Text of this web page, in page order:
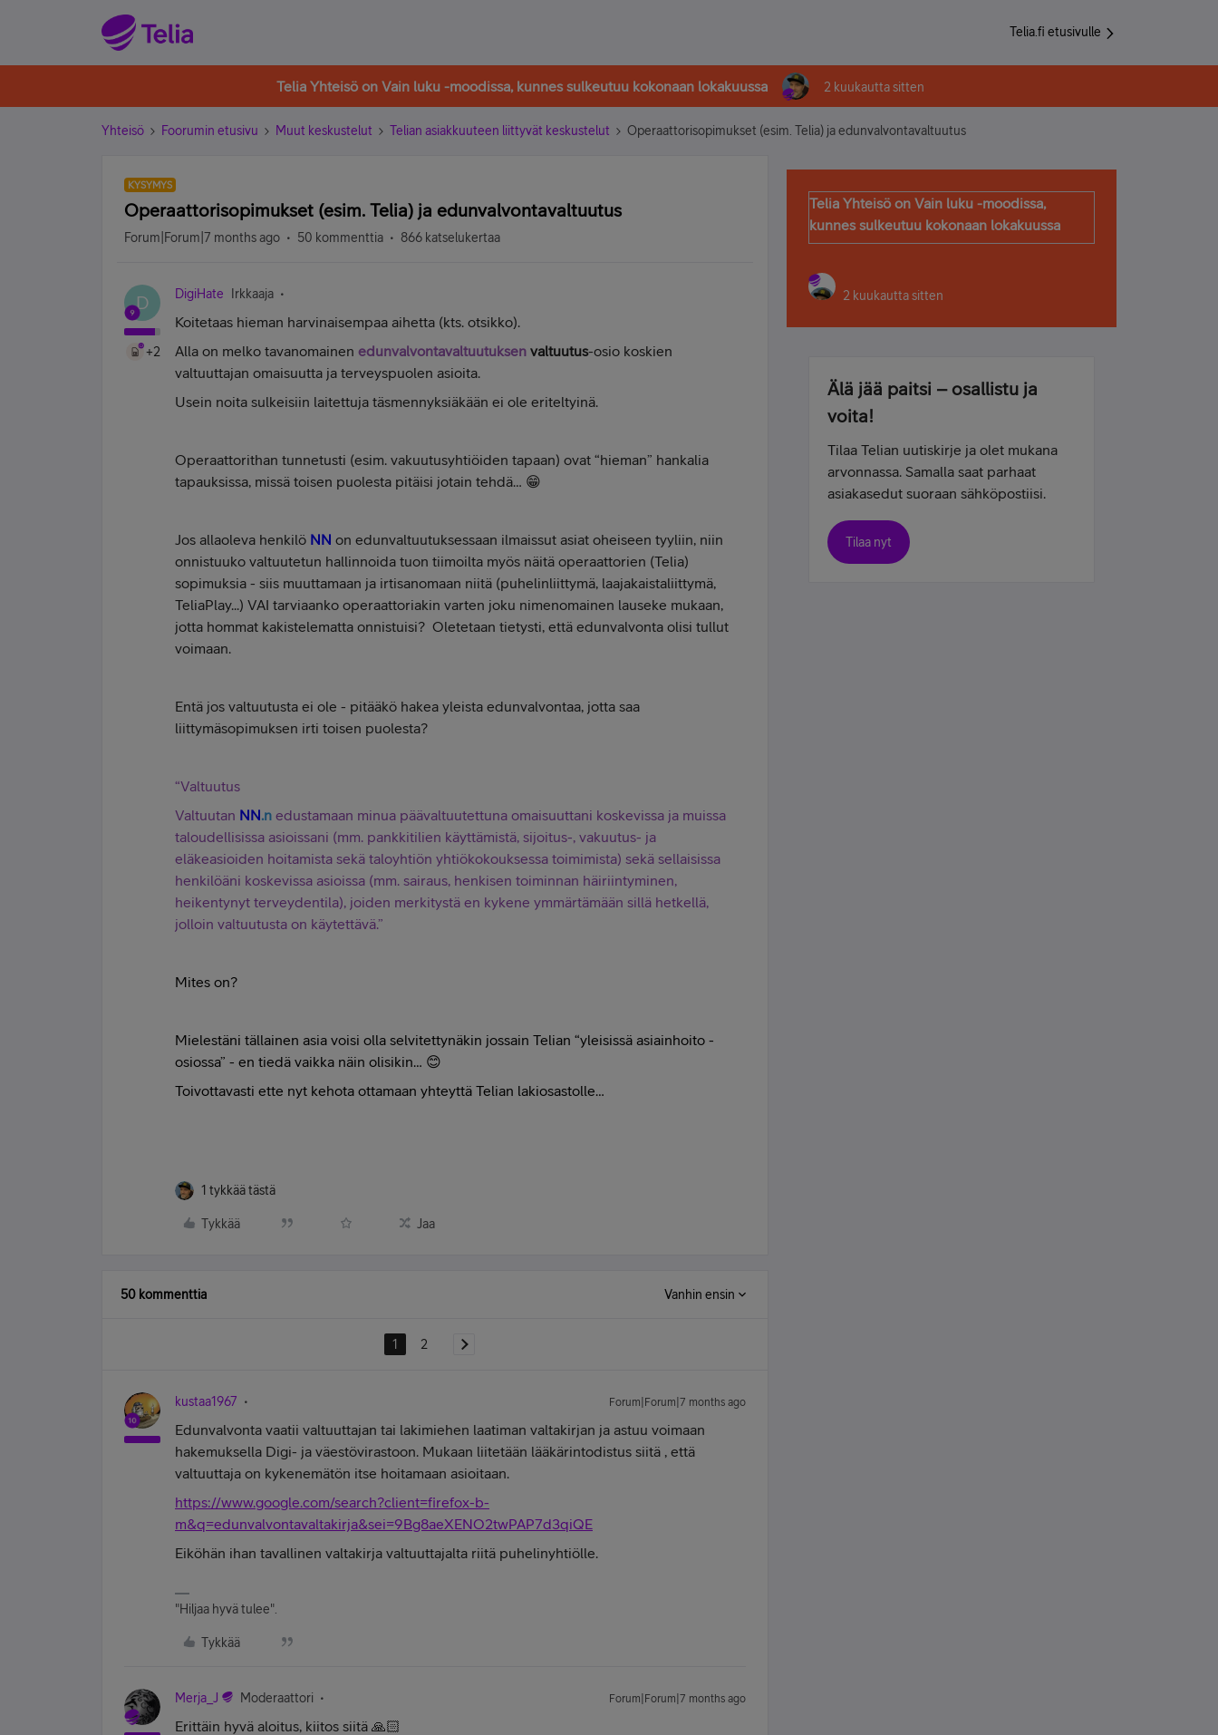
Telia.fi etusivulle
Telia Yhteisö on Vain luku -moodissa, kunnes sulkeutuu kokonaan lokakuussa 2 kuukautta sitten
Yhteisö Foorumin etusivu Muut keskustelut Telian asiakkuuteen liittyvät keskustelut Operaattorisopimukset (esim. Telia) ja edunvalvontavaltuutus
KYSYMYS
Operaattorisopimukset (esim. Telia) ja edunvalvontavaltuutus
Forum|Forum|7 months ago 50 kommenttia 866 katselukertaa
D
+2
DigiHate Irkkaaja
Koitetaas hieman harvinaisempaa aihetta (kts. otsikko).
Alla on melko tavanomainen edunvalvontavaltuutuksen valtuutus-osio koskien
valtuuttajan omaisuutta ja terveyspuolen asioita.
Usein noita sulkeisiin laitettuja täsmennyksiäkään ei ole eriteltyinä.
Operaattorithan tunnetusti (esim. vakuutusyhtiöiden tapaan) ovat “hieman” hankalia
tapauksissa, missä toisen puolesta pitäisi jotain tehdä… 😁
Jos allaoleva henkilö NN on edunvaltuutuksessaan ilmaissut asiat oheiseen tyyliin, niin
onnistuuko valtuutetun hallinnoida tuon tiimoilta myös näitä operaattorien (Telia)
sopimuksia - siis muuttamaan ja irtisanomaan niitä (puhelinliittymä, laajakaistaliittymä,
TeliaPlay...) VAI tarviaanko operaattoriakin varten joku nimenomainen lauseke mukaan,
jotta hommat kakistelematta onnistuisi? Oletetaan tietysti, että edunvalvonta olisi tullut
voimaan.
Entä jos valtuutusta ei ole - pitääkö hakea yleista edunvalvontaa, jotta saa
liittymäsopimuksen irti toisen puolesta?
“Valtuutus
Valtuutan NN.n edustamaan minua päävaltuutettuna omaisuuttani koskevissa ja muissa
taloudellisissa asioissani (mm. pankkitilien käyttämistä, sijoitus-, vakuutus- ja
eläkeasioiden hoitamista sekä taloyhtiön yhtiökokouksessa toimimista) sekä sellaisissa
henkilöäni koskevissa asioissa (mm. sairaus, henkisen toiminnan häiriintyminen,
heikentynyt terveydentila), joiden merkitystä en kykene ymmärtämään sillä hetkellä,
jolloin valtuutusta on käytettävä.”
Mites on?
Mielestäni tällainen asia voisi olla selvitettynäkin jossain Telian “yleisissä asiainhoito -
osiossa” - en tiedä vaikka näin olisikin… 😊
Toivottavasti ette nyt kehota ottamaan yhteyttä Telian lakiosastolle…
1 tykkää tästä
Tykkää Jaa
50 kommenttia Vanhin ensin
1 2
kustaa1967 Forum|Forum|7 months ago
Edunvalvonta vaatii valtuuttajan tai lakimiehen laatiman valtakirjan ja astuu voimaan
hakemuksella Digi- ja väestövirastoon. Mukaan liitetään lääkärintodistus siitä , että
valtuuttaja on kykenemätön itse hoitamaan asioitaan.
https://www.google.com/search?client=firefox-b-
m&q=edunvalvontavaltakirja&sei=9Bg8aeXENO2twPAP7d3qiQE
Eiköhän ihan tavallinen valtakirja valtuuttajalta riitä puhelinyhtiölle.
"Hiljaa hyvä tulee".
Tykkää
Merja_J Moderaattori Forum|Forum|7 months ago
Erittäin hyvä aloitus, kiitos siitä 🙏🏻
Telia Yhteisö on Vain luku -moodissa,
kunnes sulkeutuu kokonaan lokakuussa
2 kuukautta sitten
Älä jää paitsi – osallistu ja
voita!
Tilaa Telian uutiskirje ja olet mukana
arvonnassa. Samalla saat parhaat
asiakasedut suoraan sähköpostiisi.
Tilaa nyt